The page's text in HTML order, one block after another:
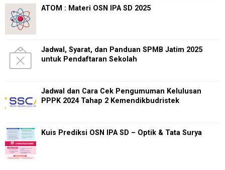
ATOM : Materi OSN IPA SD 2025
Jadwal, Syarat, dan Panduan SPMB Jatim 2025
untuk Pendaftaran Sekolah
Jadwal dan Cara Cek Pengumuman Kelulusan
PPPK 2024 Tahap 2 Kemendikbudristek
Kuis Prediksi OSN IPA SD – Optik & Tata Surya